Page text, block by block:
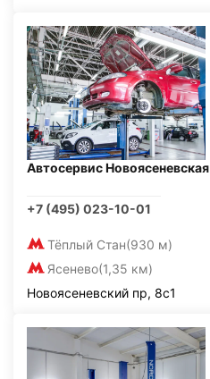
Автосервис Новоясеневская
+7 (495) 023-10-01
Тёплый Стан(930 м)
Ясенево(1,35 км)
Новоясеневский пр, 8с1